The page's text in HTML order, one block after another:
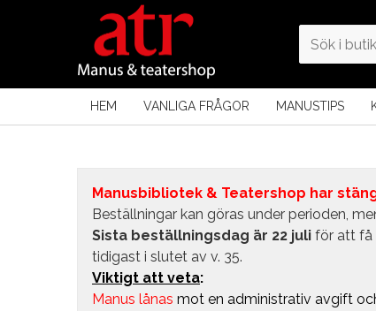
HEM VANLIGA FRÅGOR MANUSTIPS
Manusbibliotek & Teatershop har
Beställningar kan göras under perioden,
Sista beställningsdag är 22 juli för att få
tidigast i slutet av v. 35.
Viktigt att veta:
Manus lånas mot en administrativ avgift